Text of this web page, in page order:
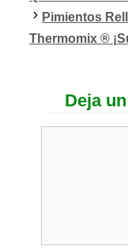
Pimientos
Thermomix ®
Deja